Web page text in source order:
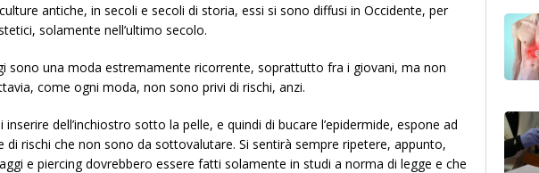
antiche, in secoli e secoli di storia, essi si sono diffusi in Occidente, per
solamente nell’ultimo secolo.
sono una moda estremamente ricorrente, soprattutto fra i giovani, ma non
come ogni moda, non sono privi di rischi, anzi.
inserire dell’inchiostro sotto la pelle, e quindi di bucare l’epidermide, espone ad
di rischi che non sono da sottovalutare. Si sentirà sempre ripetere, appunto,
e piercing dovrebbero essere fatti solamente in studi a norma di legge e che